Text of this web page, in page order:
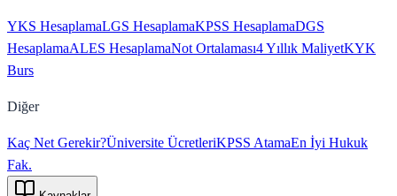
YKS HesaplamaLGS HesaplamaKPSS HesaplamaDGS
HesaplamaALES HesaplamaNot Ortalaması4 Yıllık MaliyetKYK
Burs
Diğer
Kaç Net Gerekir?Üniversite ÜcretleriKPSS AtamaEn İyi Hukuk
Fak.